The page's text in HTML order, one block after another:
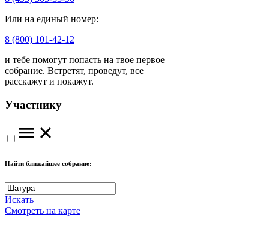
Или на единый номер:
8 (800) 101-42-12
и тебе помогут попасть на твое первое
собрание. Встретят, проведут, все
расскажут и покажут.
Участнику
Найти ближайшее собрание:
Искать
Смотреть на карте